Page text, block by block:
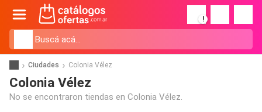
!
Ciudades Colonia Vélez
Colonia Vélez
No se encontraron tiendas en Colonia Vélez.